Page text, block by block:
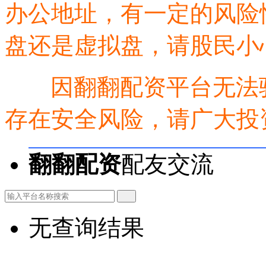
办公地址，有一定的风
盘还是虚拟盘，请股民
因翻翻配资平台无法
存在安全风险，请广大
翻翻配资配友交流
无查询结果